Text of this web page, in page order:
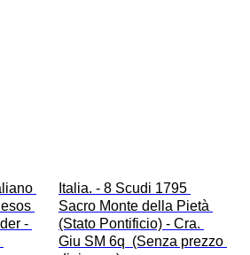
-
Italia. - 8 Scudi 1795
Sacro Monte della Pietà
(Stato Pontificio) - Cra.
Giu SM 6q  (Senza prezzo